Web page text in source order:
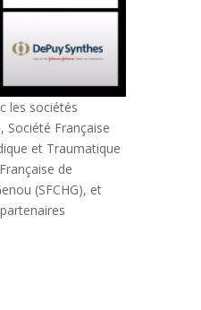
les sociétés
Société Française
et Traumatique
de
(SFCHG), et